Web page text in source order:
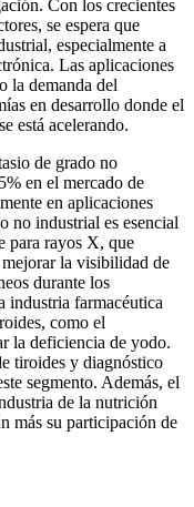
Con los crecientes
se espera que
especialmente a
Las aplicaciones
la demanda del
en desarrollo donde el
está acelerando.
de grado no
en el mercado de
en aplicaciones
no industrial es esencial
para rayos X, que
la visibilidad de
durante los
industria farmacéutica
como el
la deficiencia de yodo.
tiroides y diagnóstico
segmento. Además, el
de la nutrición
más su participación de